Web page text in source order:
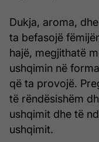
Dukja, aroma,
ta befasojë
hajë, megjithatë
ushqimin në
që ta provojë.
të rëndësishëm
ushqimit dhe të
ushqimit.